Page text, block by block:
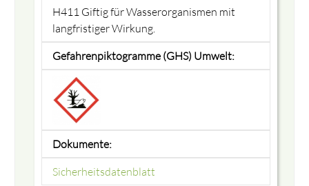
H411 Giftig für Wasserorganismen mit
langfristiger Wirkung.
Gefahrenpiktogramme (GHS) Umwelt:
Dokumente:
Sicherheitsdatenblatt